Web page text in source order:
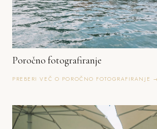
Poročno fotografiranje
PREBERI VEČ O POROČNO FOTOGRAFIRANJE